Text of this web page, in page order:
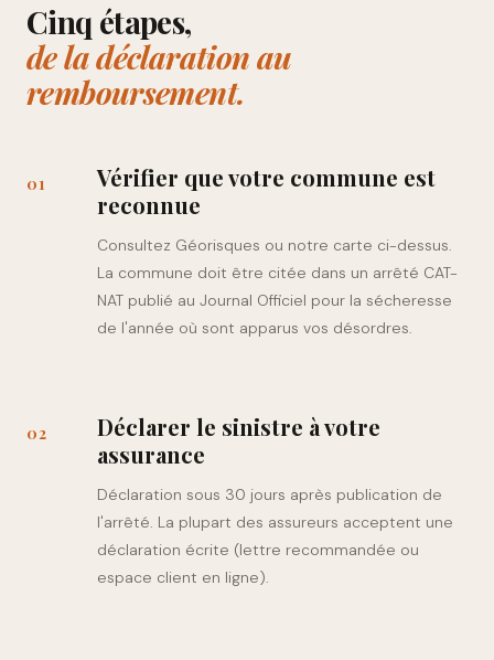
Cinq étapes,
de la déclaration au
remboursement.
01
Vérifier que votre commune est
reconnue
Consultez Géorisques ou notre carte ci-dessus.
La commune doit être citée dans un arrêté CAT-
NAT publié au Journal Officiel pour la sécheresse
de l'année où sont apparus vos désordres.
02
Déclarer le sinistre à votre
assurance
Déclaration sous 30 jours après publication de
l'arrêté. La plupart des assureurs acceptent une
déclaration écrite (lettre recommandée ou
espace client en ligne).